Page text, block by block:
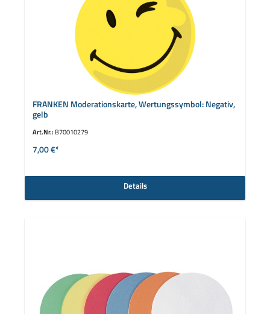
FRANKEN Moderationskarte, Wertungssymbol: Negativ,
gelb
Art.Nr.: B70010279
7,00 €*
Details